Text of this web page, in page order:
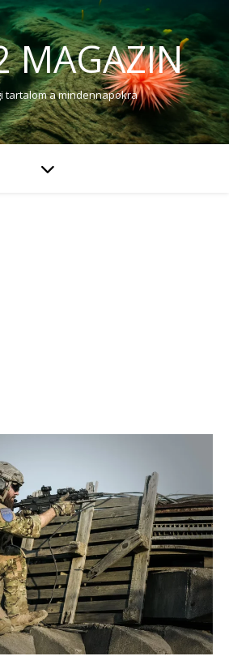
MAGAZIN
tartalom a mindennapokra